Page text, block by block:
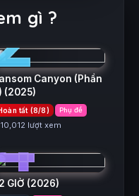
gì ?
Canyon (Phần
(2025)
tất (8/8) Phụ đề
lượt xem
GIỜ (2026)